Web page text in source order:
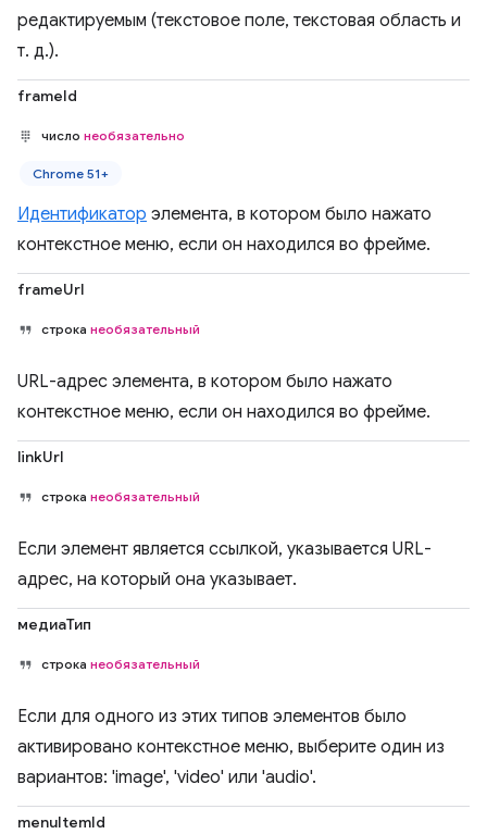
редактируемым (текстовое поле, текстовая область и
т. д.).
frameId
число необязательно
Chrome 51+
Идентификатор элемента, в котором было нажато
контекстное меню, если он находился во фрейме.
frameUrl
строка необязательный
URL-адрес элемента, в котором было нажато
контекстное меню, если он находился во фрейме.
linkUrl
строка необязательный
Если элемент является ссылкой, указывается URL-
адрес, на который она указывает.
медиаТип
строка необязательный
Если для одного из этих типов элементов было
активировано контекстное меню, выберите один из
вариантов: 'image', 'video' или 'audio'.
menuItemId